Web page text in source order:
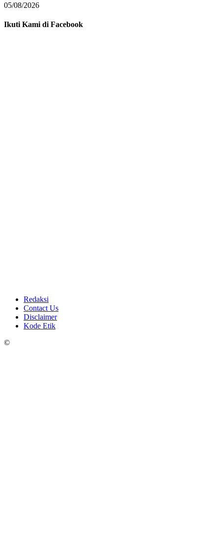
05/08/2026
Ikuti Kami di Facebook
Redaksi
Contact Us
Disclaimer
Kode Etik
©